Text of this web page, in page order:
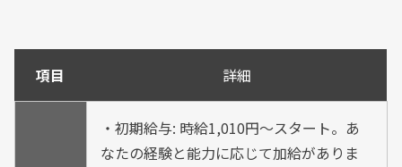
項目 詳細
・初期給与: 時給1,010円～スタート。あ
なたの経験と能力に応じて加給がありま